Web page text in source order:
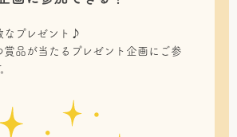
なプレゼント♪
賞品が当たるプレゼント企画にご参